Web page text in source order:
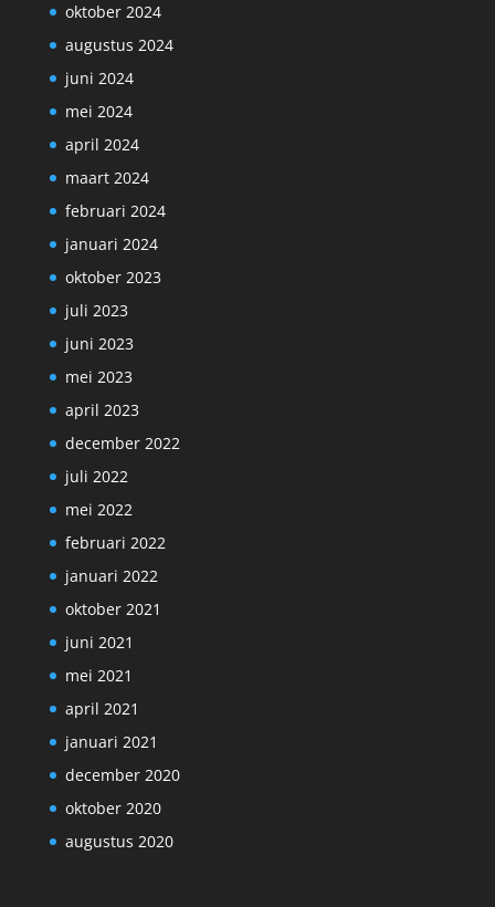
oktober 2024
augustus 2024
juni 2024
mei 2024
april 2024
maart 2024
februari 2024
januari 2024
oktober 2023
juli 2023
juni 2023
mei 2023
april 2023
december 2022
juli 2022
mei 2022
februari 2022
januari 2022
oktober 2021
juni 2021
mei 2021
april 2021
januari 2021
december 2020
oktober 2020
augustus 2020